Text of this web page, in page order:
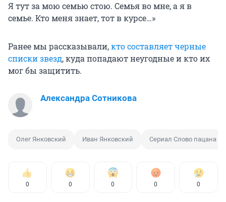
Я тут за мою семью стою. Семья во мне, а я в
семье. Кто меня знает, тот в курсе…»
Ранее мы рассказывали,кто составляет черные
списки звезд, куда попадают неугодные и кто их
мог бы защитить.
Александра Сотникова
Олег Янковский Иван Янковский Сериал Слово пацана
0 0 0 0 0